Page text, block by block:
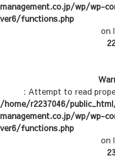
management.co.jp/wp/wp-
ver6/functions.php
on
: Attempt to read
/home/r2237046/
management.co.jp/wp/wp-
ver6/functions.php
on